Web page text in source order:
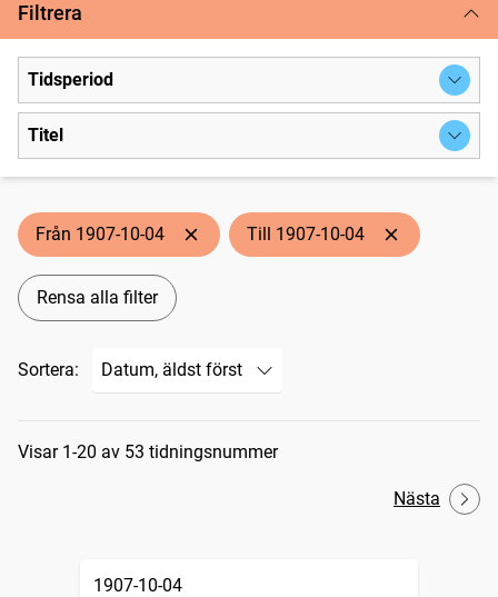
Filtrera
Tidsperiod
Titel
Från 1907-10-04 Till 1907-10-04
Rensa alla filter
Sortera:
Sökresultat
Visar 1-20 av 53 tidningsnummer
Nästa
1907-10-04